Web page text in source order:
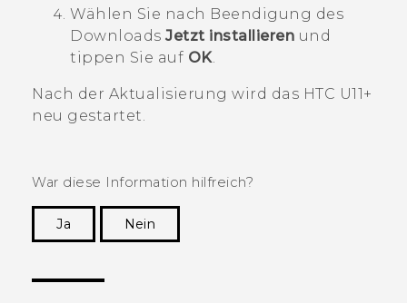
Wählen Sie nach Beendigung des
Downloads Jetzt installieren und
tippen Sie auf OK.
Nach der Aktualisierung wird das HTC U11‍+
neu gestartet.
War diese Information hilfreich?
Ja
Nein